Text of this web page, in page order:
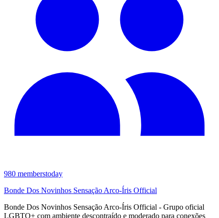
980 memberstoday
Bonde Dos Novinhos Sensação Arco-Íris Official
Bonde Dos Novinhos Sensação Arco-Íris Official - Grupo oficial
LGBTQ+ com ambiente descontraído e moderado para conexões